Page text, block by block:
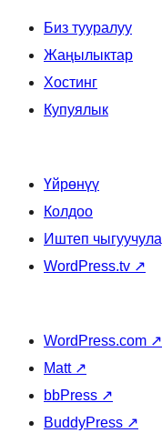
Биз тууралуу
Жаңылыктар
Хостинг
Купуялык
Үйрөнүү
Колдоо
Иштеп
WordPress.tv ↗
WordPress.com ↗
Matt ↗
bbPress ↗
BuddyPress ↗